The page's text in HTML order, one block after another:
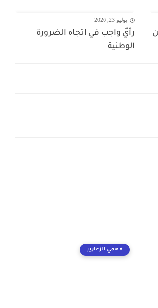
يوليو 23, 2026
رأيٌ واجب في اتجاه الضرورة
الوطنية
فهمي الزعارير